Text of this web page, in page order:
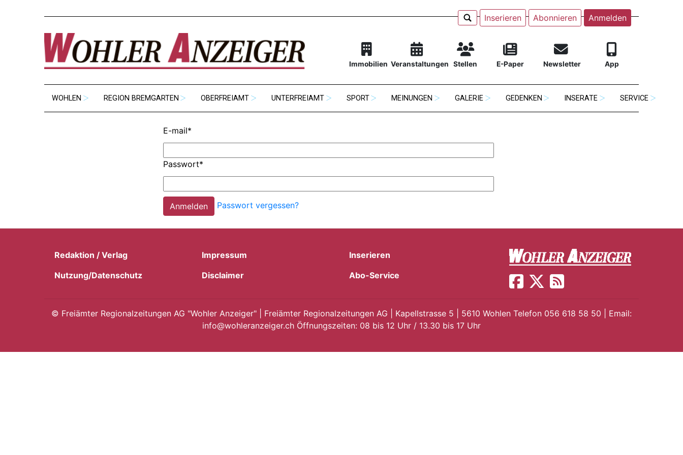
Inserieren Abonnieren Anmelden
Immobilien Veranstaltungen Stellen E-Paper Newsletter App
WOHLEN REGION BREMGARTEN OBERFREIAMT UNTERFREIAMT SPORT MEINUNGEN GALERIE GEDENKEN INSERATE SERVICE
E-mail*
Passwort*
Passwort vergessen?
Redaktion / Verlag Impressum
Inserieren
Nutzung/Datenschutz
Disclaimer Abo-Service
© Freiämter Regionalzeitungen AG "Wohler Anzeiger" | Freiämter Regionalzeitungen AG | Kapellstrasse 5 | 5610 Wohlen Telefon 056 618 58 50 | Email:
info@wohleranzeiger.ch Öffnungszeiten: 08 bis 12 Uhr / 13.30 bis 17 Uhr